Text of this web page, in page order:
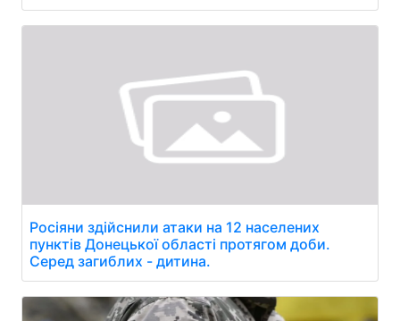
Росіяни здійснили атаки на 12 населених
пунктів Донецької області протягом доби.
Серед загиблих - дитина.